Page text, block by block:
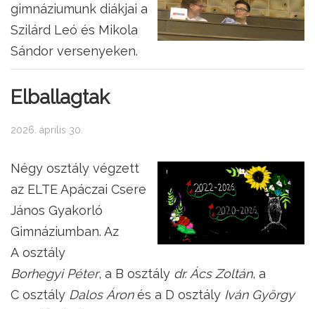
gimnáziumunk diákjai a
Szilárd Leó és Mikola
Sándor versenyeken.
Elballagtak
2026. április 30.
Négy osztály végzett
az ELTE Apáczai Csere
János Gyakorló
Gimnáziumban. Az
A osztály
Borhegyi Péter, a B osztály dr. Ács Zoltán, a
C osztály Dalos Áronés a D osztály Iván György